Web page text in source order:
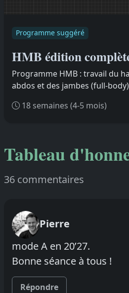
Programme suggéré
HMB édition
Programme HMB : travail du
abdos et des jambes (full-
18 semaines (4-5 mois)
Tableau
36 commentaires
Pierre
mode A en 20’27.
Bonne séance à tous !
Répondre